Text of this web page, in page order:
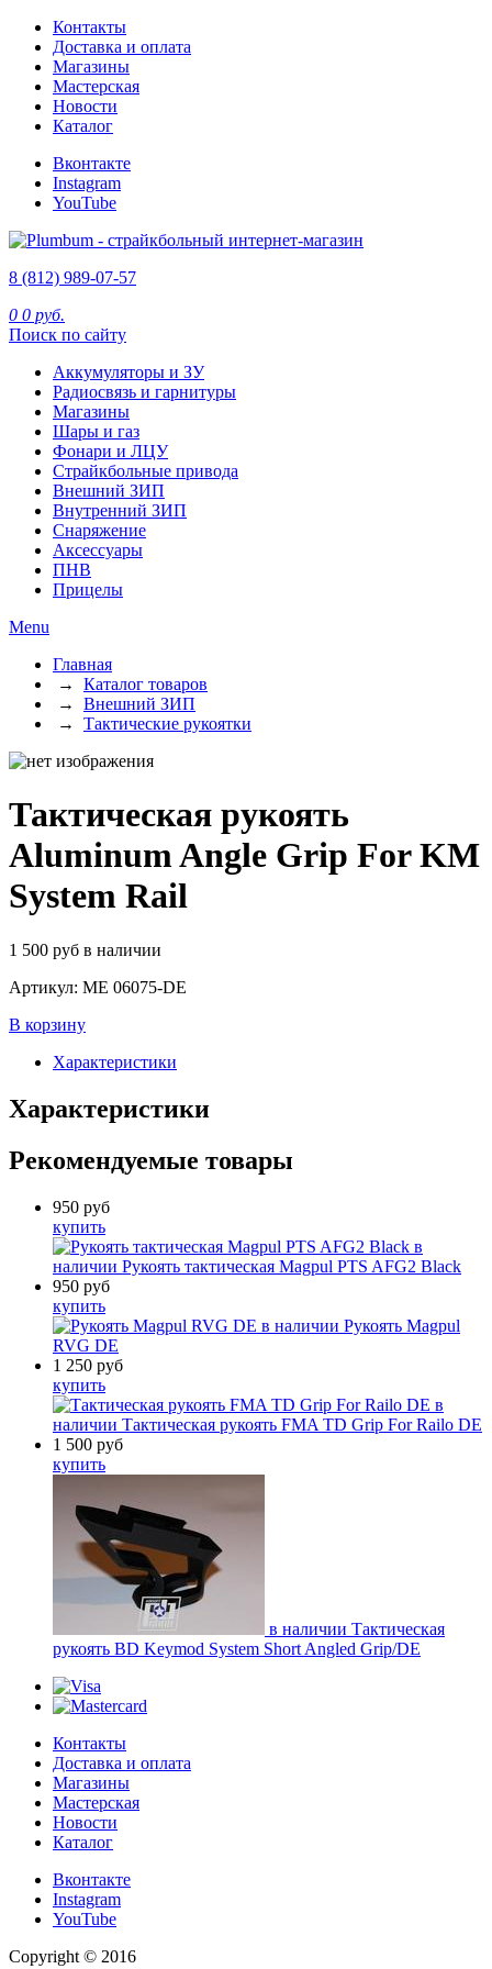
Контакты
Доставка и оплата
Магазины
Мастерская
Новости
Каталог
Вконтакте
Instagram
YouTube
8 (812) 989-07-57
0 0 руб.
Поиск по сайту
Аккумуляторы и ЗУ
Радиосвязь и гарнитуры
Магазины
Шары и газ
Фонари и ЛЦУ
Страйкбольные привода
Внешний ЗИП
Внутренний ЗИП
Снаряжение
Аксессуары
ПНВ
Прицелы
Menu
Главная
→ Каталог товаров
→ Внешний ЗИП
→ Тактические рукоятки
Тактическая рукоять
Aluminum Angle Grip For KM
System Rail
1 500 руб в наличии
Артикул: ME 06075-DE
В корзину
Характеристики
Характеристики
Рекомендуемые товары
950 руб
купить
в
наличии Рукоять тактическая Magpul PTS AFG2 Black
950 руб
купить
в наличии Рукоять Magpul
RVG DE
1 250 руб
купить
в
наличии Тактическая рукоять FMA TD Grip For Railo DE
1 500 руб
купить
в наличии Тактическая
рукоять BD Keymod System Short Angled Grip/DE
Контакты
Доставка и оплата
Магазины
Мастерская
Новости
Каталог
Вконтакте
Instagram
YouTube
Copyright © 2016